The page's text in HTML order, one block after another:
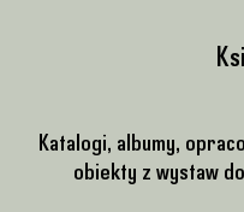
Katalogi, albumy,
obiekty z wystaw